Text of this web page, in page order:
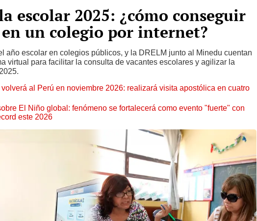
escolar 2025: ¿cómo conseguir
un colegio por internet?
año escolar en colegios públicos, y la DRELM junto al Minedu cuentan
virtual para facilitar la consulta de vacantes escolares y agilizar la
al Perú en noviembre 2026: realizará visita apostólica en cuatro
El Niño global: fenómeno se fortalecerá como evento "fuerte" con
este 2026